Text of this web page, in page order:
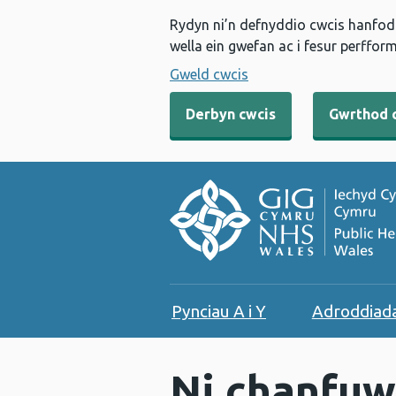
Rydyn ni’n defnyddio cwcis
wella ein gwefan ac i fesur
Gweld cwcis
Derbyn cwcis Gwrthod
Pynciau A i Y